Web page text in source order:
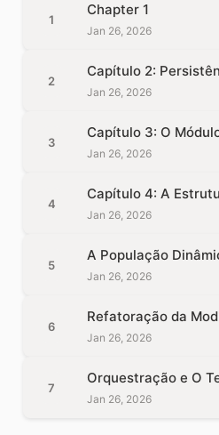
1
Chapter 1
Jan 26, 2026
2
Capítulo 2:
Jan 26, 2026
3
Capítulo 3: O
Jan 26, 2026
4
Capítulo 4: A
Jan 26, 2026
5
Jan 26, 2026
6
Jan 26, 2026
7
Orquestração e O
Jan 26, 2026